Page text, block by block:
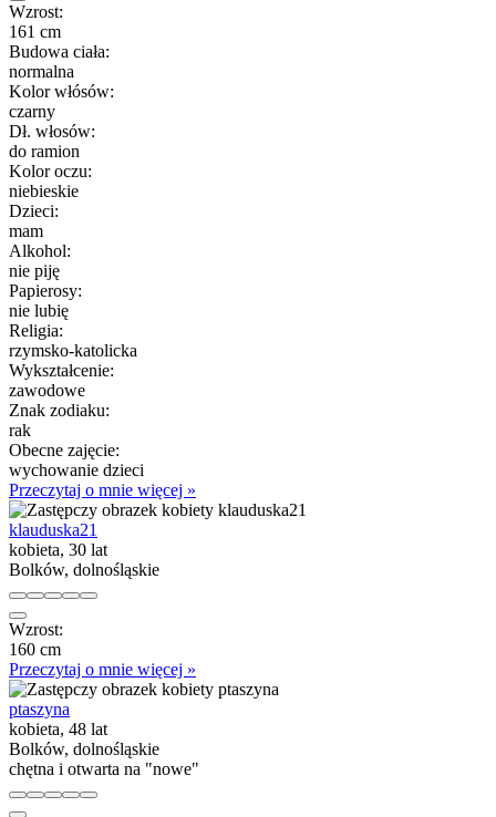
Wzrost:
161 cm
Budowa ciała:
normalna
Kolor włósów:
czarny
Dł. włosów:
do ramion
Kolor oczu:
niebieskie
Dzieci:
mam
Alkohol:
nie piję
Papierosy:
nie lubię
Religia:
rzymsko-katolicka
Wykształcenie:
zawodowe
Znak zodiaku:
rak
Obecne zajęcie:
wychowanie dzieci
Przeczytaj o mnie więcej »
klauduska21
kobieta, 30 lat
Bolków, dolnośląskie
Wzrost:
160 cm
Przeczytaj o mnie więcej »
ptaszyna
kobieta, 48 lat
Bolków, dolnośląskie
chętna i otwarta na "nowe"